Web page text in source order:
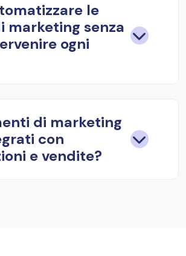
le
marketing senza
ogni
di marketing
con
e vendite?